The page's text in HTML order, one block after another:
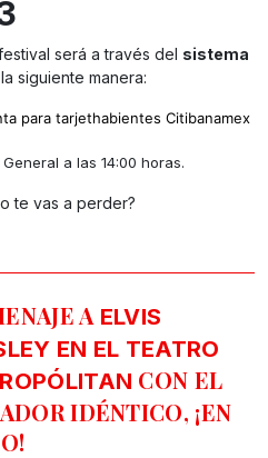
será a través del sistema
siguiente manera:
para tarjethabientes Citibanamex
a las 14:00 horas.
te vas a perder?
AELVIS
EN EL TEATRO
CON EL
IDÉNTICO, ¡EN